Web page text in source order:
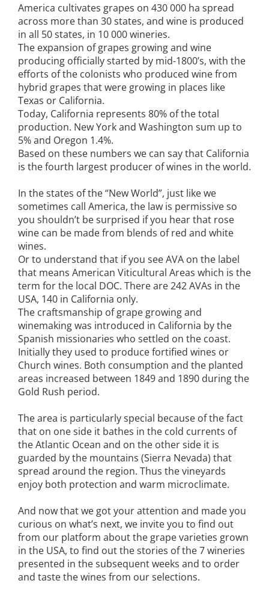
America cultivates grapes on 430 000 ha spread
across more than 30 states, and wine is produced
in all 50 states, in 10 000 wineries.
The expansion of grapes growing and wine
producing officially started by mid-1800’s, with the
efforts of the colonists who produced wine from
hybrid grapes that were growing in places like
Texas or California.
Today, California represents 80% of the total
production. New York and Washington sum up to
5% and Oregon 1.4%.
Based on these numbers we can say that California
is the fourth largest producer of wines in the world.
In the states of the “New World”, just like we
sometimes call America, the law is permissive so
you shouldn’t be surprised if you hear that rose
wine can be made from blends of red and white
wines.
Or to understand that if you see AVA on the label
that means American Viticultural Areas which is the
term for the local DOC. There are 242 AVAs in the
USA, 140 in California only.
The craftsmanship of grape growing and
winemaking was introduced in California by the
Spanish missionaries who settled on the coast.
Initially they used to produce fortified wines or
Church wines. Both consumption and the planted
areas increased between 1849 and 1890 during the
Gold Rush period.
The area is particularly special because of the fact
that on one side it bathes in the cold currents of
the Atlantic Ocean and on the other side it is
guarded by the mountains (Sierra Nevada) that
spread around the region. Thus the vineyards
enjoy both protection and warm microclimate.
And now that we got your attention and made you
curious on what’s next, we invite you to find out
from our platform about the grape varieties grown
in the USA, to find out the stories of the 7 wineries
presented in the subsequent weeks and to order
and taste the wines from our selections.